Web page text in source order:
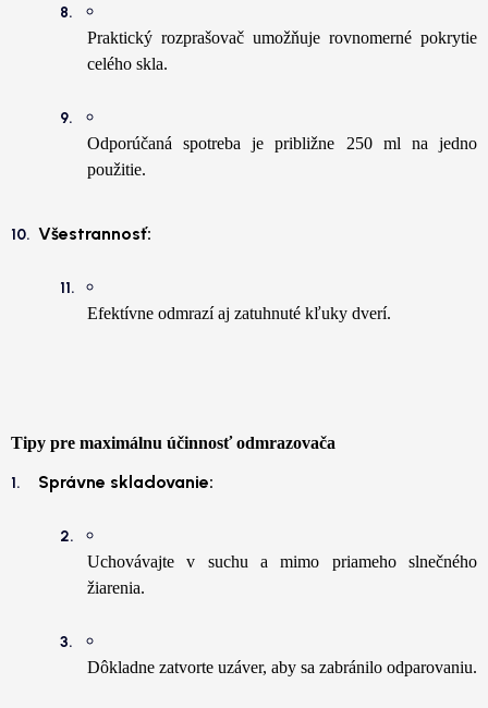
Praktický rozprašovač umožňuje rovnomerné pokrytie
celého skla.
Odporúčaná spotreba je približne 250 ml na jedno
použitie.
Všestrannosť:
Efektívne odmrazí aj zatuhnuté kľuky dverí.
Tipy pre maximálnu účinnosť odmrazovača
Správne skladovanie:
Uchovávajte v suchu a mimo priameho slnečného
žiarenia.
Dôkladne zatvorte uzáver, aby sa zabránilo odparovaniu.